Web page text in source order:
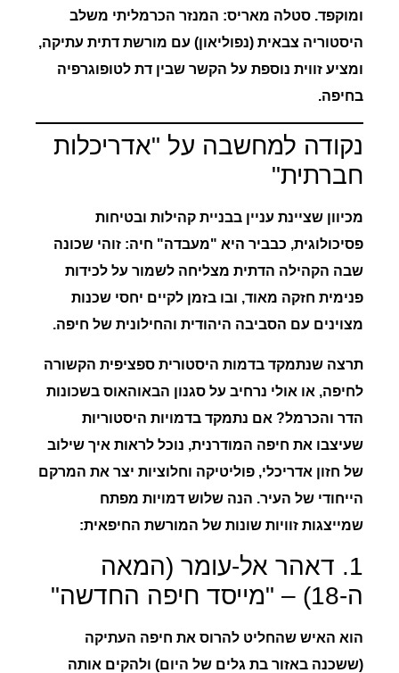
ומוקפד. סטלה מאריס: המנזר הכרמליתי משלב
היסטוריה צבאית (נפוליאון) עם מורשת דתית עתיקה,
ומציע זווית נוספת על הקשר שבין דת לטופוגרפיה
בחיפה.
נקודה למחשבה על "אדריכלות
חברתית"
מכיוון שציינת עניין בבניית קהילות ובטיחות
פסיכולוגית, כבביר היא "מעבדה" חיה: זוהי שכונה
שבה הקהילה הדתית מצליחה לשמור על לכידות
פנימית חזקה מאוד, ובו בזמן לקיים יחסי שכנות
מצוינים עם הסביבה היהודית והחילונית של חיפה.
תרצה שנתמקד בדמות היסטורית ספציפית הקשורה
לחיפה, או אולי נרחיב על סגנון הבאוהאוס בשכונות
הדר והכרמל? אם נתמקד בדמויות היסטוריות
שעיצבו את חיפה המודרנית, נוכל לראות איך שילוב
של חזון אדריכלי, פוליטיקה וחלוציות יצר את המרקם
הייחודי של העיר. הנה שלוש דמויות מפתח
שמייצגות זוויות שונות של המורשת החיפאית:
1. דאהר אל-עומר (המאה
ה-18) – "מייסד חיפה החדשה"
הוא האיש שהחליט להרוס את חיפה העתיקה
(ששכנה באזור בת גלים של היום) ולהקים אותה